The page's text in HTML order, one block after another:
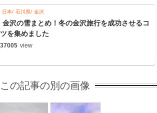
日本 石川県 金沢
金沢の雪まとめ！冬の金沢旅行を成功させるコ
ツを集めました
37005 view
この記事の別の画像